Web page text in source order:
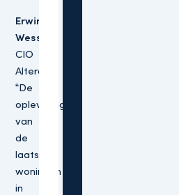
Erwin
Wessels,
CIO
Altera:
“De
oplevering
van
de
laatste
woningen
in